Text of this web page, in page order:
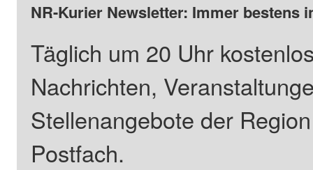
NR-Kurier Newsletter: Immer bestens
Täglich um 20 Uhr
Nachrichten,
Stellenangebote der
Postfach.